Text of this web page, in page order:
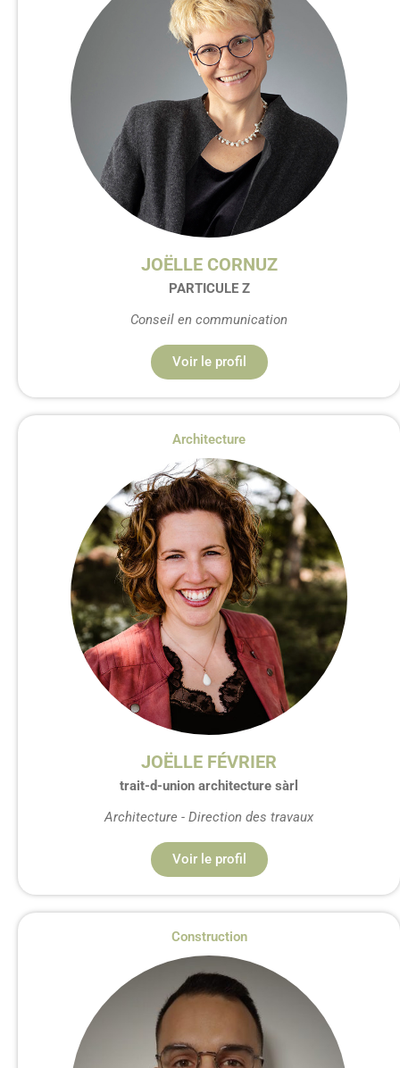
JOËLLE CORNUZ
PARTICULE Z
Conseil en communication
Voir le profil
Architecture
JOËLLE FÉVRIER
trait-d-union architecture sàrl
Architecture - Direction des travaux
Voir le profil
Construction